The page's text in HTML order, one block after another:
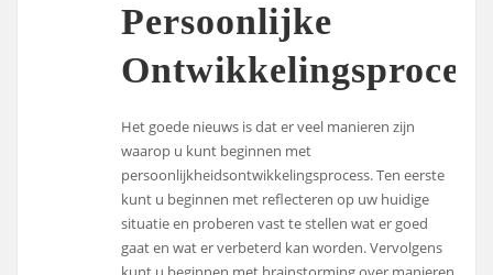
Persoonlijke
Het goede nieuws is dat er veel manieren zijn
waarop u kunt beginnen met
persoonlijkheidsontwikkelingsprocess. Ten eerste
kunt u beginnen met reflecteren op uw huidige
situatie en proberen vast te stellen wat er goed
gaat en wat er verbeterd kan worden. Vervolgens